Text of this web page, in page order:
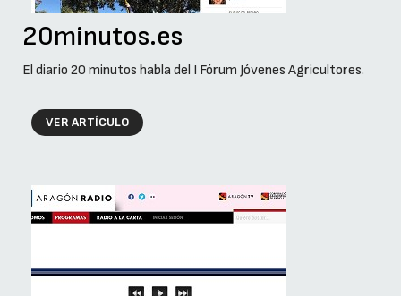
20minutos.es
El diario 20 minutos habla del I Fórum Jóvenes Agricultores.
VER ARTÍCULO